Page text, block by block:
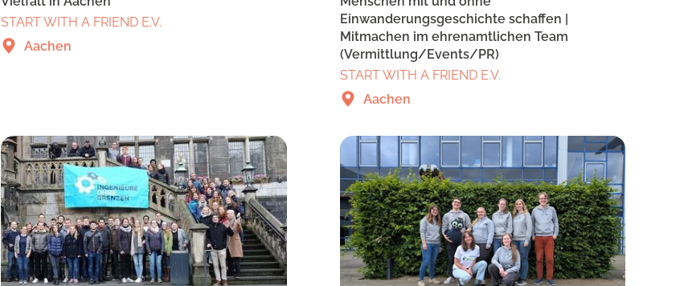
START WITH A FRIEND E.V.
Aachen
Einwanderungsgeschichte schaffen |
Mitmachen im ehrenamtlichen Team
(Vermittlung/Events/PR)
START WITH A FRIEND E.V.
Aachen